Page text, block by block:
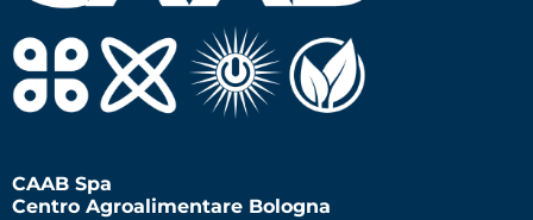
CAAB Spa
Centro Agroalimentare Bologna